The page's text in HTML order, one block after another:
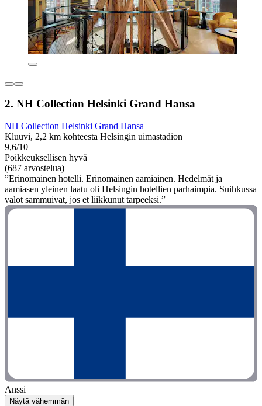
2. NH Collection Helsinki Grand Hansa
NH Collection Helsinki Grand Hansa
Kluuvi, 2,2 km kohteesta Helsingin uimastadion
9,6/10
Poikkeuksellisen hyvä
(687 arvostelua)
”Erinomainen hotelli. Erinomainen aamiainen. Hedelmät ja
aamiasen yleinen laatu oli Helsingin hotellien parhaimpia. Suihkussa
valot sammuivat, jos et liikkunut tarpeeksi.”
Anssi
Näytä vähemmän